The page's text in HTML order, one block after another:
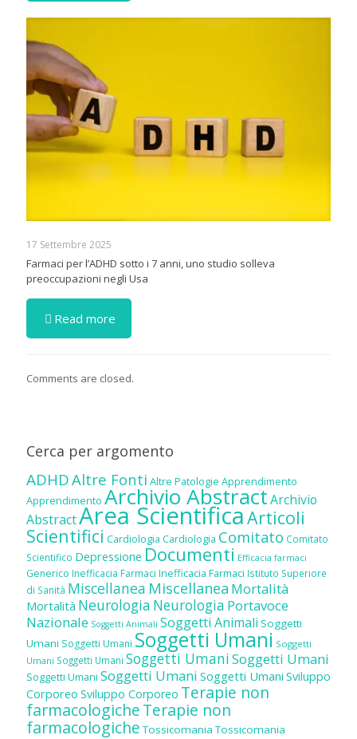
17 Settembre 2025
Farmaci per l’ADHD sotto i 7 anni, uno studio solleva
preoccupazioni negli Usa
Read more
Comments are closed.
Cerca per argomento
ADHDAltre Fonti Altre Patologie Apprendimento
Apprendimento Archivio AbstractArchivio
AbstractArea ScientificaArticoli
Scientifici Cardiologia Cardiologia Comitato Comitato
Scientifico Depressione Documenti Efficacia farmaci
Generico Inefficacia Farmaci Inefficacia Farmaci Istituto Superiore
di Sanità Miscellanea Miscellanea Mortalità
Mortalità Neurologia Neurologia Portavoce
Nazionale Soggetti Animali Soggetti Animali Soggetti
Umani Soggetti Umani Soggetti Umani Soggetti
Umani Soggetti Umani Soggetti UmaniSoggetti Umani
Soggetti Umani Soggetti Umani Soggetti Umani Sviluppo
Corporeo Sviluppo Corporeo Terapie non
farmacologicheTerapie non
farmacologiche Tossicomania Tossicomania